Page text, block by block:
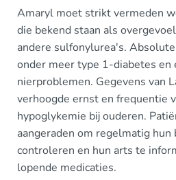
Amaryl moet strikt vermeden
die bekend staan als
andere sulfonylurea's.
onder meer type 1-diabetes
nierproblemen. Gegevens van
verhoogde ernst en frequentie
hypoglykemie bij ouderen.
aangeraden om regelmatig
controleren en hun arts te
lopende medicaties.